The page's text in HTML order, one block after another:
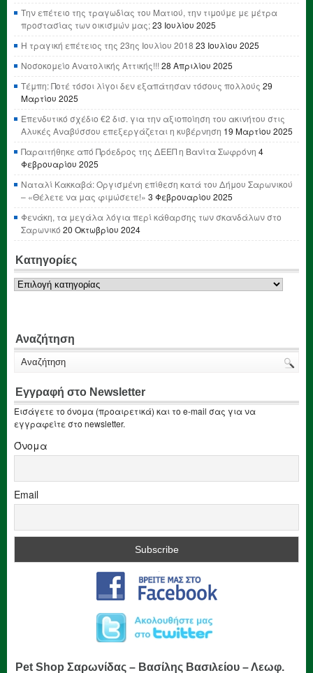
Την επέτειο της τραγωδίας του Ματιού, την τιμούμε με μέτρα
προστασίας των οικισμών μας;23 Ιουλίου 2025
Η τραγική επέτειος της 23ης Ιουλίου 2018 23 Ιουλίου 2025
Νοσοκομείο Ανατολικής Αττικής!!! 28 Απριλίου 2025
Τέμπη: Ποτέ τόσοι λίγοι δεν εξαπάτησαν τόσους πολλούς 29
Μαρτίου 2025
Επενδυτικό σχέδιο €2 δισ. για την αξιοποίηση του ακινήτου στις
Αλυκές Αναβύσσου επεξεργάζεται η κυβέρνηση 19 Μαρτίου 2025
Παραιτήθηκε από Πρόεδρος της ΔΕΕΠ η Βανίτα Σωφρόνη 4
Φεβρουαρίου 2025
Ναταλί Κακκαβά: Οργισμένη επίθεση κατά του Δήμου Σαρωνικού
– «Θέλετε να μας φιμώσετε!» 3 Φεβρουαρίου 2025
Φενάκη, τα μεγάλα λόγια περί κάθαρσης των σκανδάλων στο
Σαρωνικό 20 Οκτωβρίου 2024
Κατηγορίες
Κατηγορίες
Αναζήτηση
Εγγραφή στο Newsletter
Εισάγετε το όνομα (προαιρετικά) και το e-mail σας για να
εγγραφείτε στο newsletter.
Όνομα
Email
Pet Shop Σαρωνίδας – Βασίλης Βασιλείου – Λεωφ.